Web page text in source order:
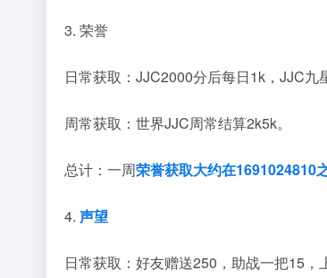
3. 荣誉
日常获取：JJC2000分后每日1k，JJC九
周常获取：世界JJC周常结算2k5k。
总计：一周荣誉获取大约在1691024810之
4. 声望
日常获取：好友赠送250，助战一把15，